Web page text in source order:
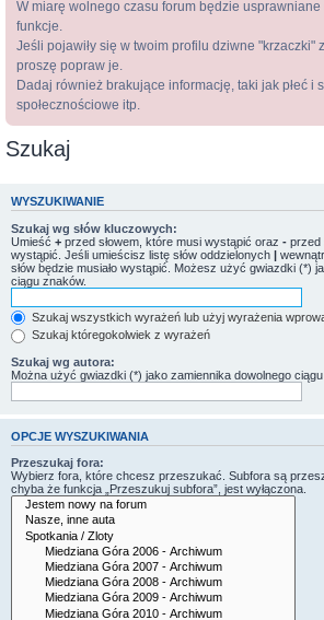
W miarę wolnego czasu forum będzie
funkcje.
Jeśli pojawiły się w twoim profilu dziwne "krzaczki"
proszę popraw je.
Dadaj również brakujące informację, taki jak płeć i
społecznościowe itp.
Szukaj
WYSZUKIWANIE
Szukaj wg słów kluczowych:
Umieść + przed słowem, które musi wystąpić oraz - przed
wystąpić. Jeśli umieścisz listę słów oddzielonych |
słów będzie musiało wystąpić. Możesz użyć gwiazdki (*)
ciągu znaków.
Szukaj wszystkich wyrażeń lub użyj wyrażenia
Szukaj któregokolwiek z wyrażeń
Szukaj wg autora:
Można użyć gwiazdki (*) jako zamiennika dowolnego ciągu
OPCJE WYSZUKIWANIA
Przeszukaj fora:
Wybierz fora, które chcesz przeszukać. Subfora są
chyba że funkcja „Przeszukuj subfora”, jest wyłączona.